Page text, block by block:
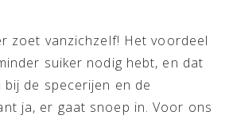
zoet vanzichzelf! Het voordeel
suiker nodig hebt, en dat
de specerijen en de
ja, er gaat snoep in. Voor ons